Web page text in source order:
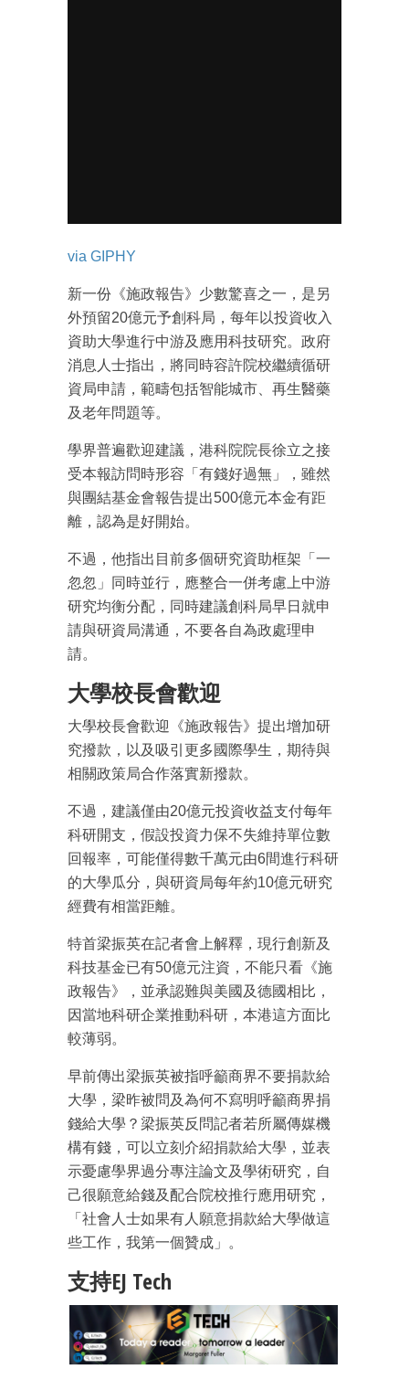
via GIPHY
新一份《施政報告》少數驚喜之一，是另
外預留20億元予創科局，每年以投資收入
資助大學進行中游及應用科技研究。政府
消息人士指出，將同時容許院校繼續循研
資局申請，範疇包括智能城市、再生醫藥
及老年問題等。
學界普遍歡迎建議，港科院院長徐立之接
受本報訪問時形容「有錢好過無」，雖然
與團結基金會報告提出500億元本金有距
離，認為是好開始。
不過，他指出目前多個研究資助框架「一
忽忽」同時並行，應整合一併考慮上中游
研究均衡分配，同時建議創科局早日就申
請與研資局溝通，不要各自為政處理申
請。
大學校長會歡迎
大學校長會歡迎《施政報告》提出增加研
究撥款，以及吸引更多國際學生，期待與
相關政策局合作落實新撥款。
不過，建議僅由20億元投資收益支付每年
科研開支，假設投資力保不失維持單位數
回報率，可能僅得數千萬元由6間進行科研
的大學瓜分，與研資局每年約10億元研究
經費有相當距離。
特首梁振英在記者會上解釋，現行創新及
科技基金已有50億元注資，不能只看《施
政報告》，並承認難與美國及德國相比，
因當地科研企業推動科研，本港這方面比
較薄弱。
早前傳出梁振英被指呼籲商界不要捐款給
大學，梁昨被問及為何不寫明呼籲商界捐
錢給大學？梁振英反問記者若所屬傳媒機
構有錢，可以立刻介紹捐款給大學，並表
示憂慮學界過分專注論文及學術研究，自
己很願意給錢及配合院校推行應用研究，
「社會人士如果有人願意捐款給大學做這
些工作，我第一個贊成」。
支持EJ Tech
最新資訊（附創業懶人包），直達郵
箱！